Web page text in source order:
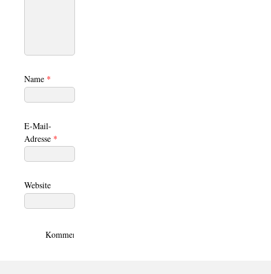
Name *
E-Mail-
Adresse *
Website